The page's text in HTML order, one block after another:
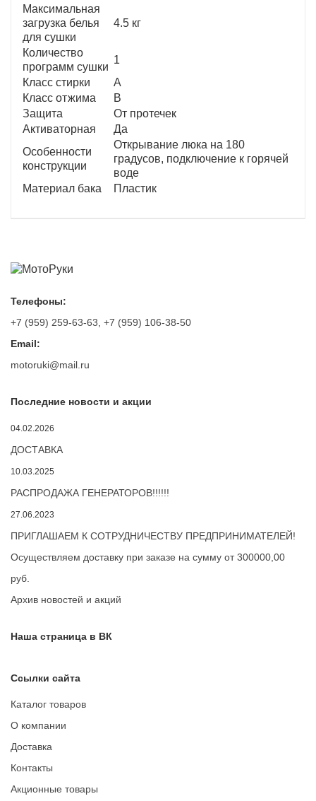
Максимальная
загрузка белья
для сушки
4.5 кг
Количество
программ сушки
1
Класс стирки
A
Класс отжима
B
Защита
От протечек
Активаторная
Да
Особенности
конструкции
Открывание люка на 180
градусов, подключение к горячей
воде
Материал бака
Пластик
Телефоны:
+7 (959) 259-63-63 +7 (959) 106-38-50
Email:
motoruki@mail.ru
Последние новости и акции
04.02.2026
ДОСТАВКА
10.03.2025
РАСПРОДАЖА ГЕНЕРАТОРОВ!!!!!!
27.06.2023
ПРИГЛАШАЕМ К СОТРУДНИЧЕСТВУ ПРЕДПРИНИМАТЕЛЕЙ!
Осуществляем доставку при заказе на сумму от 300000,00
руб.
Архив новостей и акций
Наша страница в ВК
Ссылки сайта
Каталог товаров
О компании
Доставка
Контакты
Акционные товары